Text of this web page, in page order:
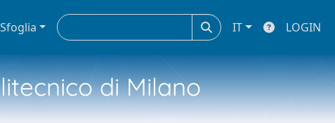
Sfoglia IT LOGIN
di Milano